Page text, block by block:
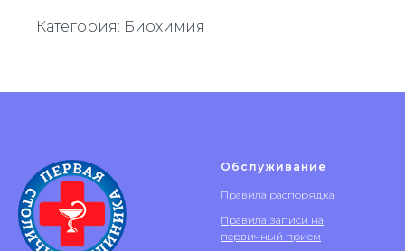
Категория: Биохимия
Обслуживание
Правила распорядка
Правила записи на
первичный прием